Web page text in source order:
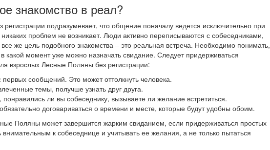
знакомство в реал?
подразумевает, что общение поначалу ведется исключительно при
проблем не возникает. Люди активно переписываются с собеседниками,
же цель подобного знакомства – это реальная встреча. Необходимо понимать,
какой момент уже можно назначать свидание. Следует придерживаться
взрослых Лесные Поляны без регистрации:
первых сообщений. Это может оттолкнуть человека.
темы, получше узнать друг друга.
ли вы собеседнику, вызываете ли желание встретиться.
договариваться о времени и месте, которые будут удобны обоим.
Поляны может завершится жарким свиданием, если придерживаться простых
к собеседнице и учитывать ее желания, а не только пытаться